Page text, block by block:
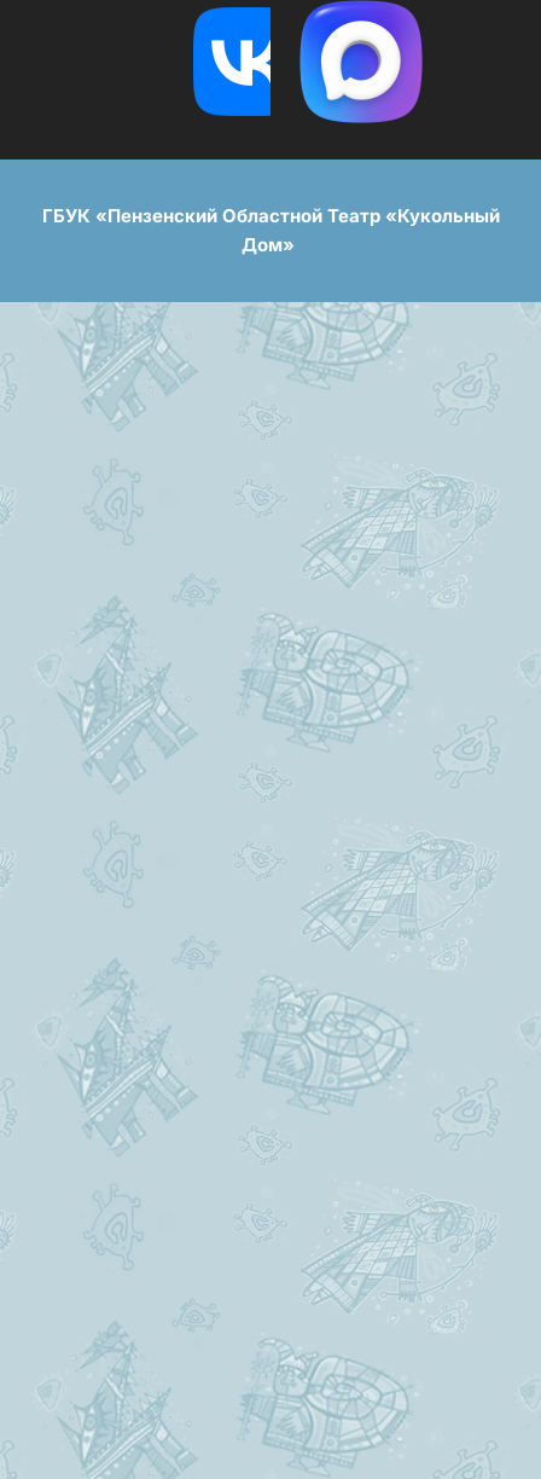
ГБУК «Пензенский Областной Театр «Кукольный
Дом»